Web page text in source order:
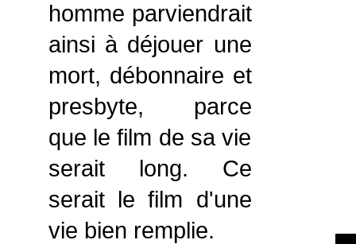
homme parviendrait
ainsi à déjouer une
mort, débonnaire et
presbyte, parce
que le film de sa vie
serait long. Ce
serait le film d'une
vie bien remplie.